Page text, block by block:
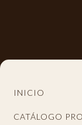
INICIO
CATÁLOGO